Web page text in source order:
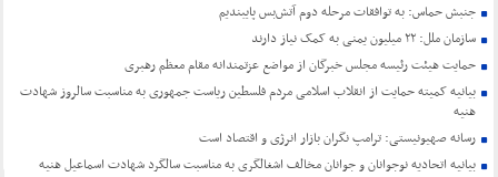
جنبش حماس: به توافقات مرحله دوم آتش‌بس پایبندیم
سازمان ملل: ۲۲ میلیون یمنی به کمک نیاز دارند
حمایت هیئت رئیسه مجلس خبرگان از مواضع عزتمندانه مقام معظم رهبری
بیانیه کمیته حمایت از انقلاب اسلامی مردم فلسطین ریاست جمهوری به مناسبت سالروز شهادت
هنیه
رسانه صهیونیستی: ترامپ نگران بازار انرژی و اقتصاد است
بیانیه اتحادیه نوجوانان و جوانان مخالف اشغالگری به مناسبت سالگرد شهادت اسماعیل هنیه